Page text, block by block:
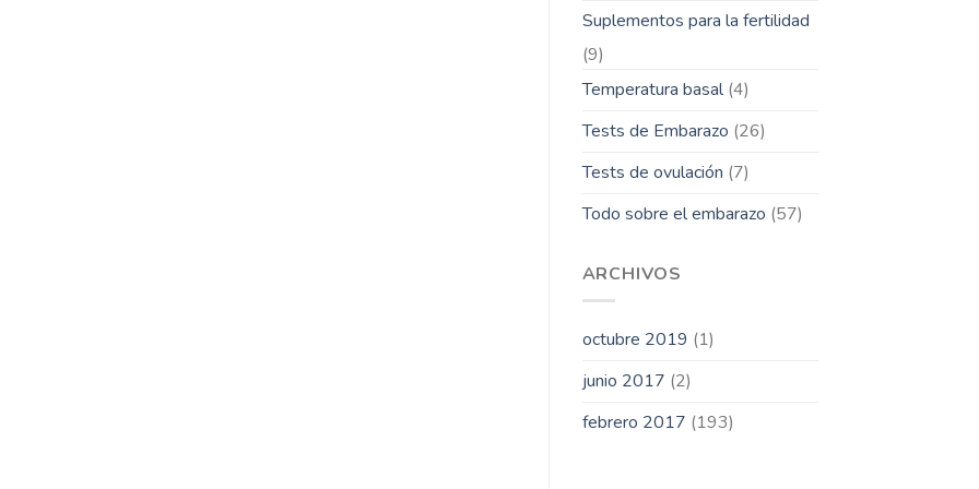
Suplementos para la fertilidad
(9)
Temperatura basal(4)
Tests de Embarazo (26)
Tests de ovulación (7)
Todo sobre el embarazo (57)
ARCHIVOS
octubre 2019 (1)
junio 2017 (2)
febrero 2017 (193)